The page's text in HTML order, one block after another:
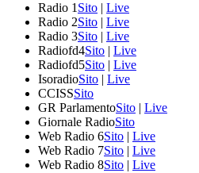
Radio 1 Sito | Live
Radio 2Sito | Live
Radio 3Sito | Live
Radiofd4Sito | Live
Radiofd5Sito | Live
IsoradioSito | Live
CCISSSito
GR ParlamentoSito | Live
Giornale RadioSito
Web Radio 6Sito | Live
Web Radio 7Sito | Live
Web Radio 8Sito | Live